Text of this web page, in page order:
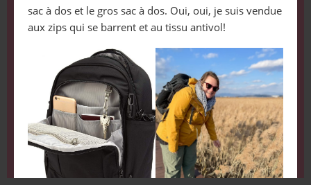
sac à dos et le gros sac à dos. Oui, oui, je suis vendue
aux zips qui se barrent et au tissu antivol!